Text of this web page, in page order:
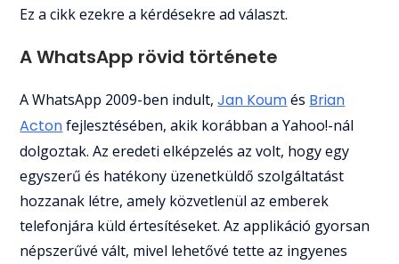
Ez a cikk ezekre a kérdésekre ad választ.
A WhatsApp rövid története
A WhatsApp 2009-ben indult,Jan Koumés Brian
Actonfejlesztésében, akik korábban a Yahoo!-nál
dolgoztak. Az eredeti elképzelés az volt, hogy egy
egyszerű és hatékony üzenetküldő szolgáltatást
hozzanak létre, amely közvetlenül az emberek
telefonjára küld értesítéseket. Az applikáció gyorsan
népszerűvé vált, mivel lehetővé tette az ingyenes